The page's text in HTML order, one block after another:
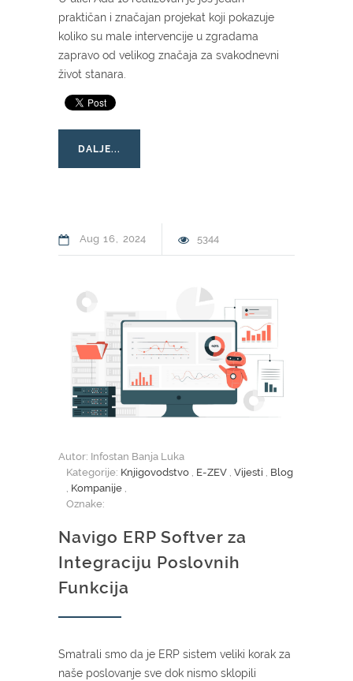
praktičan i značajan projekat koji pokazuje
koliko su male intervencije u zgradama
zapravo od velikog značaja za svakodnevni
život stanara.
DALJE...
Aug 16 2024 5344
Autor: Infostan Banja Luka
Kategorije: Knjigovodstvo , E-ZEV , Vijesti , Blog
, Kompanije ,
Oznake:
Navigo ERP Softver za
Integraciju Poslovnih
Funkcija
Smatrali smo da je ERP sistem veliki korak za
naše poslovanje sve dok nismo sklopili